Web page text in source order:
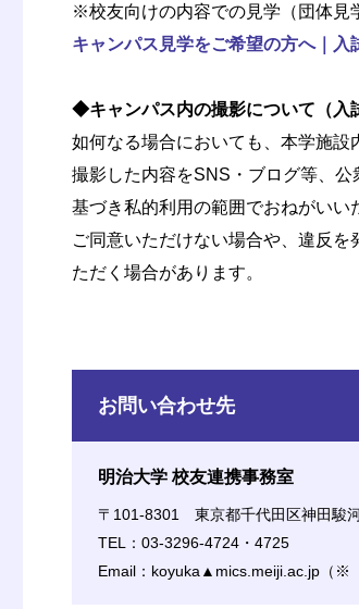
※校友向けの内容での見学（団体見
キャンパス見学をご希望の方へ｜入
◆キャンパス内の撮影について（入
如何なる場合においても、本学施設
撮影した内容をSNS・ブログ等、
基づき私的利用の範囲でおねがいい
ご同意いただけない場合や、違反
ただく場合があります。
お問い合わせ先
明治大学 校友連携事務室
〒101-8301 東京都千代田区神田駿
TEL：03-3296-4724・4725
Email：koyuka▲mics.meiji.ac.jp（※